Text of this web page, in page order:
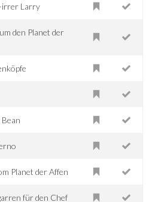
irrer Larry
den Planet der
Planet der Affen
für den Chef